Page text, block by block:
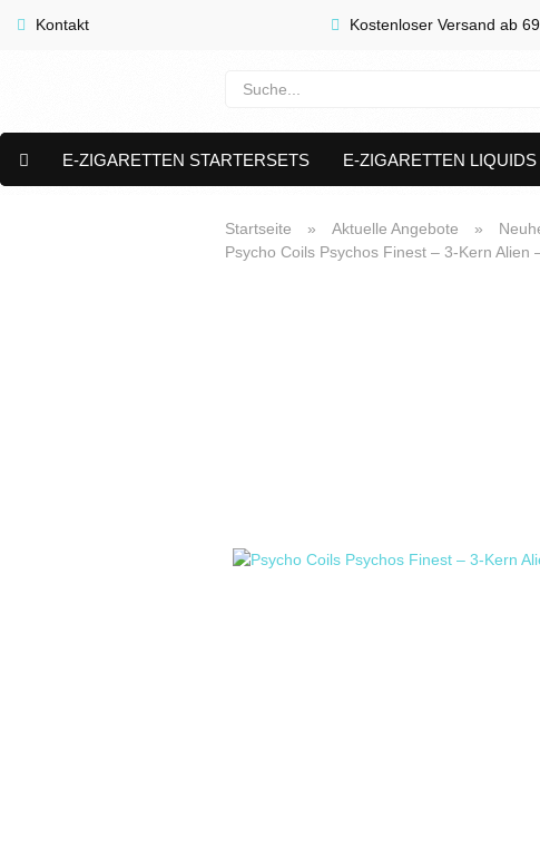
Kontakt Kostenloser Versand ab
E-ZIGARETTEN STARTERSETS E-ZIGARETTEN LIQUIDS
Startseite » Aktuelle Angebote »
Psycho Coils Psychos Finest – 3-Kern